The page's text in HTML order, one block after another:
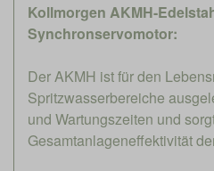
Kollmorgen AKMH-
Synchronservomotor:
Der AKMH ist für den
Spritzwasserbereiche
und Wartungszeiten und
Gesamtanlageneffektivität